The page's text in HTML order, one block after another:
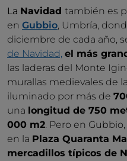
La Navidad también es
en Gubbio, Umbría,
diciembre de cada año,
de Navidad, el más
las laderas del Monte
murallas medievales de
iluminado por más de
una longitud de 750
000 m2. Pero en
en la Plaza Quaranta
mercadillos típicos de